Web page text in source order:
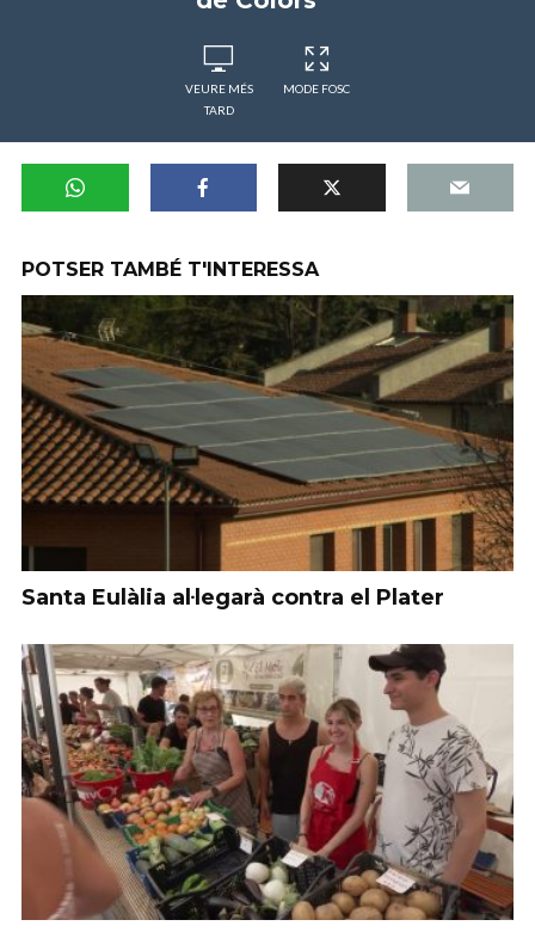
VEURE MÉS
TARD
MODE FOSC
POTSER TAMBÉ T'INTERESSA
Santa Eulàlia al·legarà contra el Plater